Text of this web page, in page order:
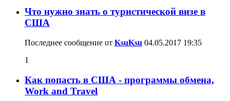
Что нужно знать о туристической визе в
США
Последнее сообщение от KsuKsu 04.05.2017 19:35
1
Как попасть в США - программы обмена,
Work and Travel